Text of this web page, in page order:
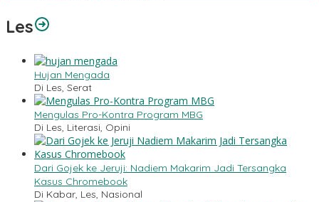
Les
Hujan Mengada
Di Les, Serat
Mengulas Pro-Kontra Program MBG
Di Les, Literasi, Opini
Dari Gojek ke Jeruji: Nadiem Makarim Jadi Tersangka
Kasus Chromebook
Di Kabar, Les, Nasional